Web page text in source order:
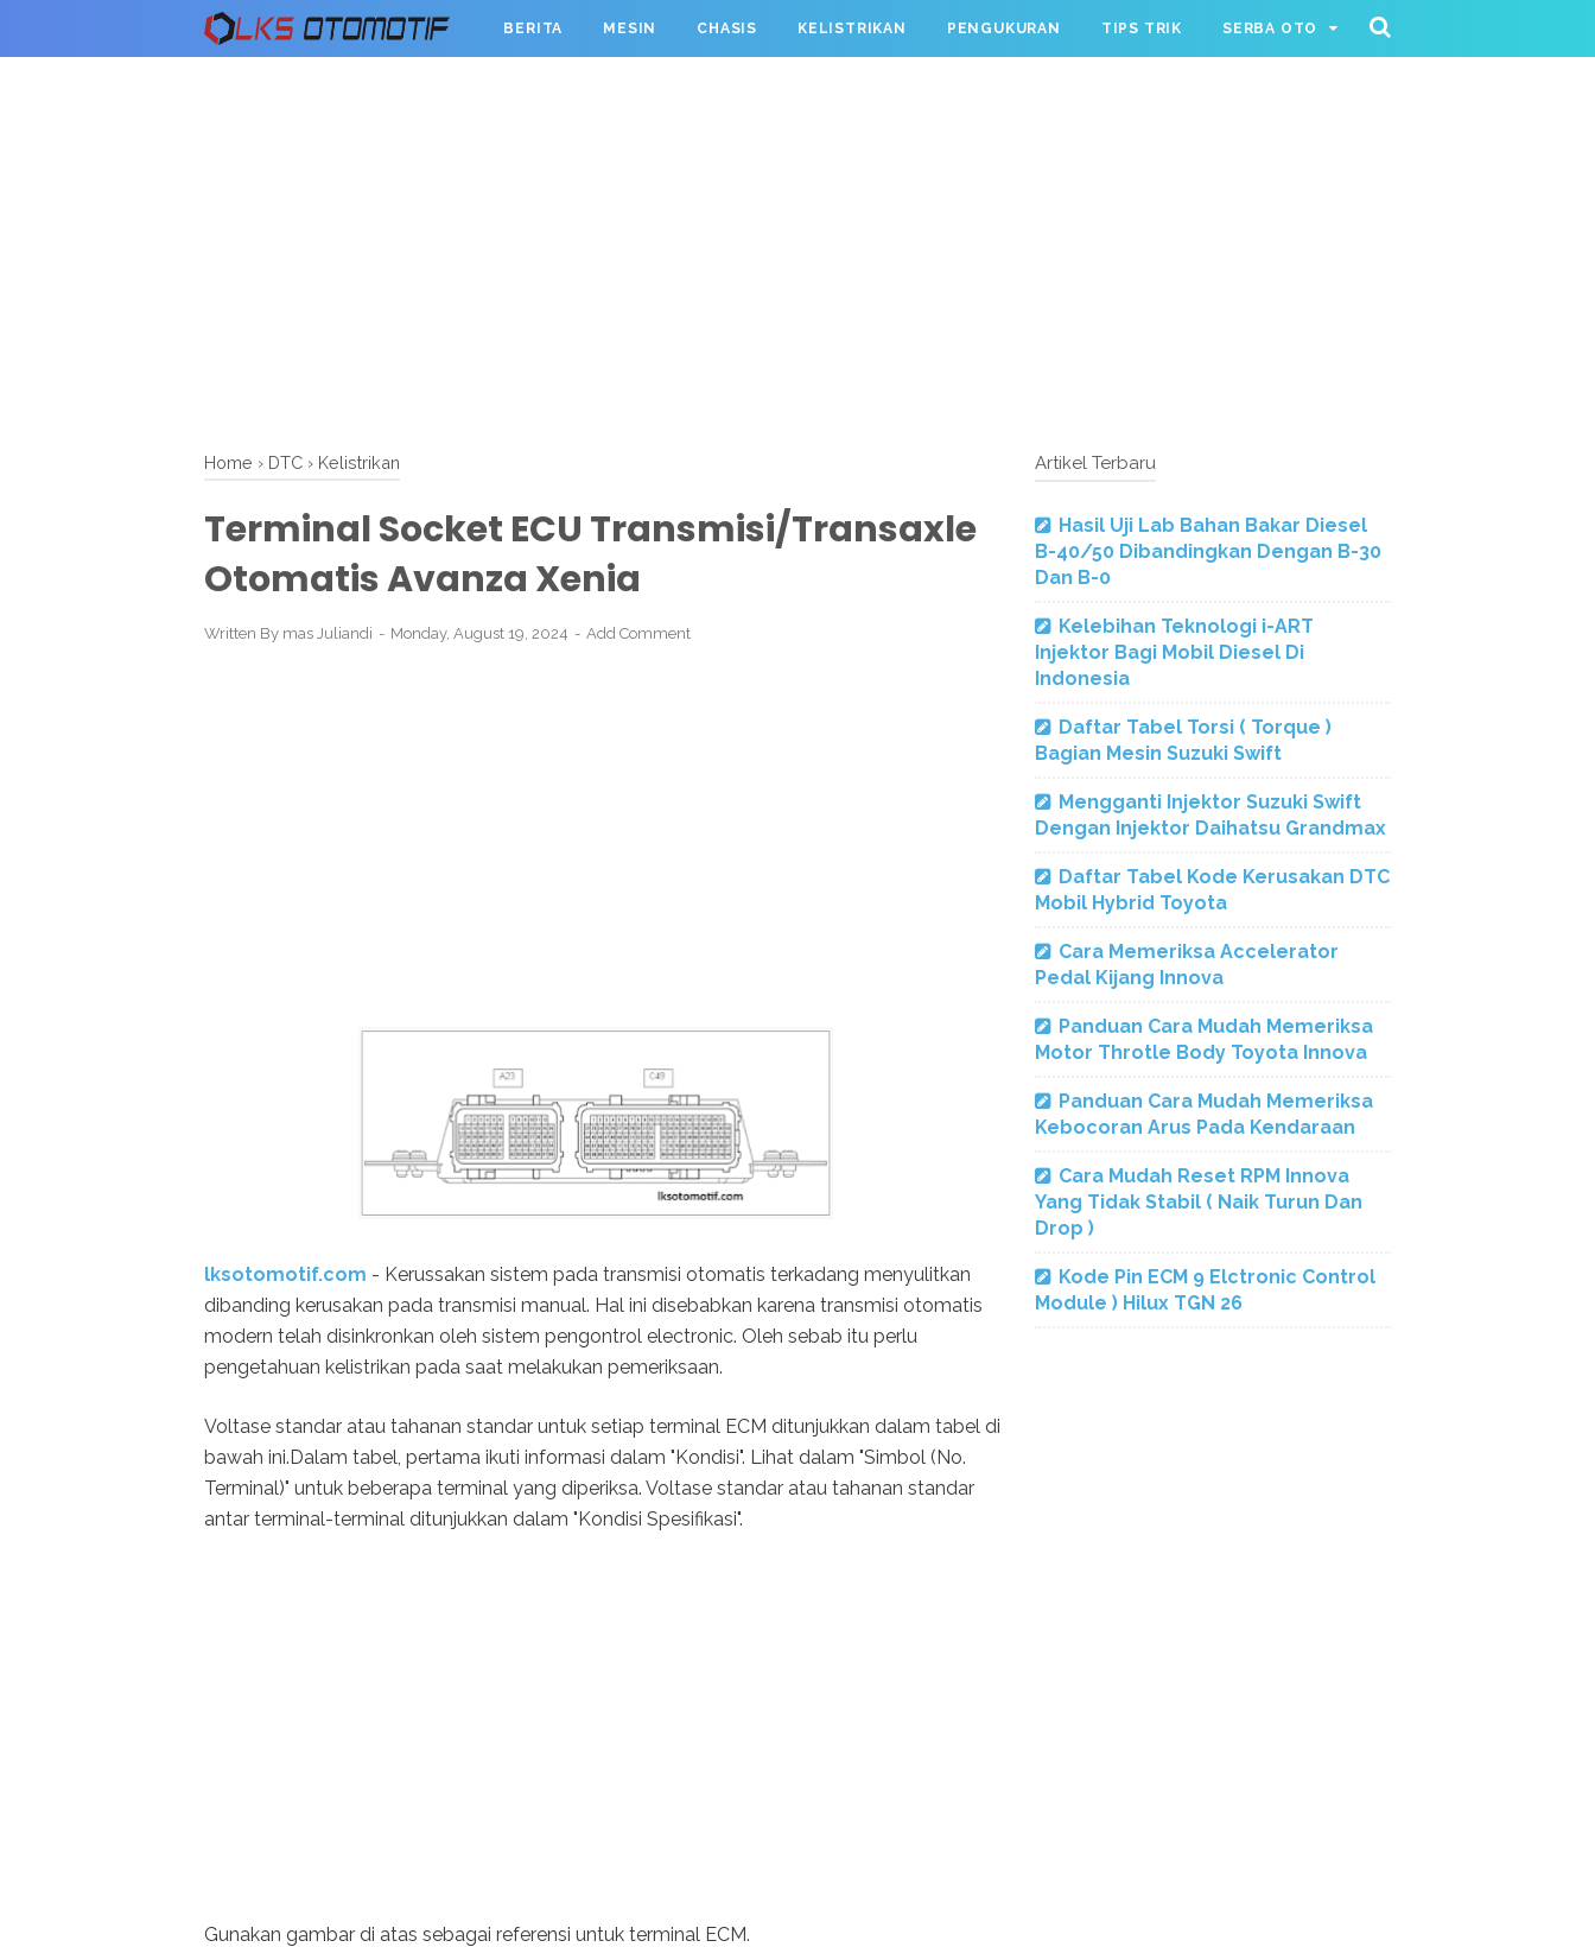
BERITA MESIN CHASIS KELISTRIKAN PENGUKURAN TIPS TRIK SERBA OTO
Home › DTC › Kelistrikan
Terminal Socket ECU Transmisi/Transaxle
Otomatis Avanza Xenia
Written By mas Juliandi Monday, August 19, 2024 Add Comment
lksotomotif.com - Kerussakan sistem pada transmisi otomatis terkadang menyulitkan
dibanding kerusakan pada transmisi manual. Hal ini disebabkan karena transmisi otomatis
modern telah disinkronkan oleh sistem pengontrol electronic. Oleh sebab itu perlu
pengetahuan kelistrikan pada saat melakukan pemeriksaan.
Voltase standar atau tahanan standar untuk setiap terminal ECM ditunjukkan dalam tabel di
bawah ini.Dalam tabel, pertama ikuti informasi dalam "Kondisi". Lihat dalam "Simbol (No.
Terminal)" untuk beberapa terminal yang diperiksa. Voltase standar atau tahanan standar
antar terminal-terminal ditunjukkan dalam "Kondisi Spesifikasi".
Gunakan gambar di atas sebagai referensi untuk terminal ECM.
Artikel Terbaru
Hasil Uji Lab Bahan Bakar Diesel
B-40/50 Dibandingkan Dengan B-30
Dan B-0
Kelebihan Teknologi i-ART
Injektor Bagi Mobil Diesel Di
Indonesia
Daftar Tabel Torsi ( Torque )
Bagian Mesin Suzuki Swift
Mengganti Injektor Suzuki Swift
Dengan Injektor Daihatsu Grandmax
Daftar Tabel Kode Kerusakan DTC
Mobil Hybrid Toyota
Cara Memeriksa Accelerator
Pedal Kijang Innova
Panduan Cara Mudah Memeriksa
Motor Throtle Body Toyota Innova
Panduan Cara Mudah Memeriksa
Kebocoran Arus Pada Kendaraan
Cara Mudah Reset RPM Innova
Yang Tidak Stabil ( Naik Turun Dan
Drop )
Kode Pin ECM 9 Elctronic Control
Module ) Hilux TGN 26